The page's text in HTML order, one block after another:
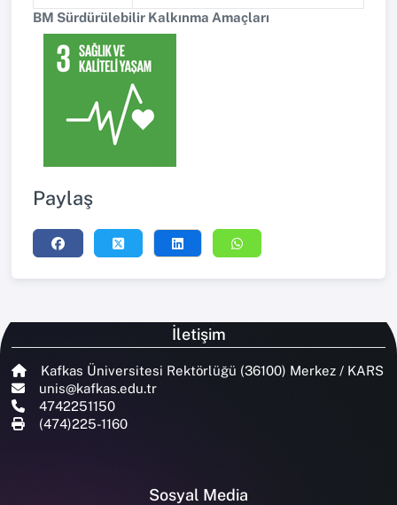
BM Sürdürülebilir Kalkınma Amaçları
Paylaş
İletişim
Kafkas Üniversitesi Rektörlüğü (36100) Merkez / KARS
unis@kafkas.edu.tr
4742251150
(474)225-1160
Sosyal Media